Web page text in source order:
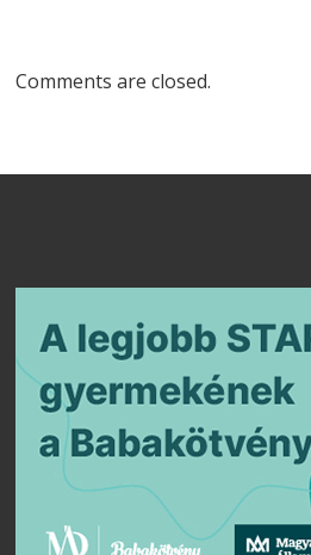
Comments are closed.